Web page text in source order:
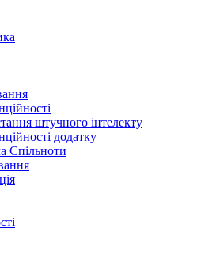
штучного інтелекту
додатку
Спільноти